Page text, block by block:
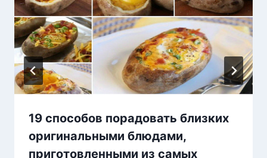
19 способов порадовать близких
оригинальными блюдами,
приготовленными из самых